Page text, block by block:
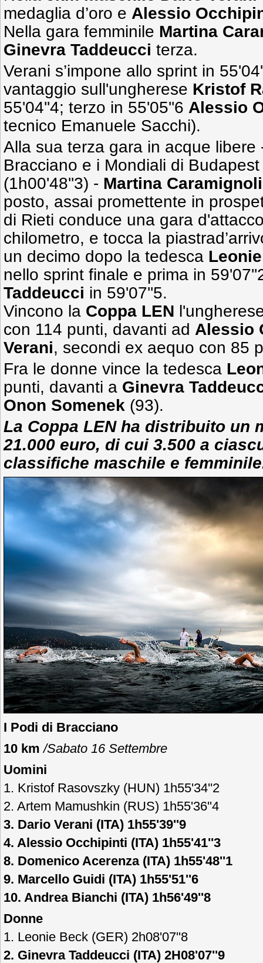
medaglia d’oro e Alessio
Nella gara femminile Martina
Ginevra Taddeucci terza.
Verani s’impone allo sprint in
vantaggio sull'ungherese Kristof
55'04''4; terzo in 55'05''6 Alessio
tecnico Emanuele Sacchi).
Alla sua terza gara in acque libere
Bracciano e i Mondiali di
(1h00'48''3) - Martina Caramignoli
posto, assai promettente in
di Rieti conduce una gara
chilometro, e tocca la
un decimo dopo la tedesca
nello sprint finale e prima in
Taddeucci in 59'07''5.
Vincono la Coppa LEN
con 114 punti, davanti ad Alessio
Verani, secondi ex aequo con 85
Fra le donne vince la tedesca
punti, davanti a Ginevra
Onon Somenek (93).
La Coppa LEN ha distribuito un
21.000 euro, di cui 3.500 a
classifiche maschile e
I Podi di Bracciano
10 km/Sabato 16 Settembre
Uomini
1. Kristof Rasovszky (HUN) 1h55'34''2
2. Artem Mamushkin (RUS) 1h55'36''4
3. Dario Verani (ITA) 1h55'39''9
4. Alessio Occhipinti (ITA) 1h55'41''3
8. Domenico Acerenza (ITA) 1h55'48''1
9. Marcello Guidi (ITA) 1h55'51''6
10. Andrea Bianchi (ITA) 1h56'49''8
Donne
1. Leonie Beck (GER) 2h08'07''8
2. Ginevra Taddeucci (ITA) 2H08'07''9